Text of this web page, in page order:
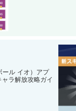
ール イオ）アプ
ラ解放攻略ガイ